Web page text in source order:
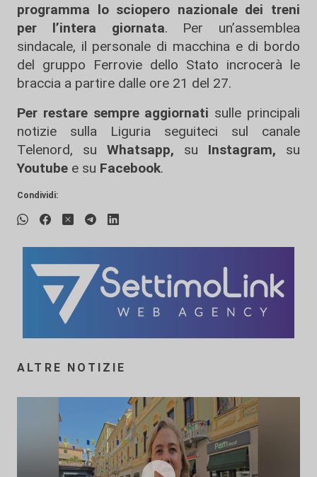
programma lo sciopero nazionale dei treni
per l’intera giornata. Per un’assemblea
sindacale, il personale di macchina e di bordo
del gruppo Ferrovie dello Stato incrocerà le
braccia a partire dalle ore 21 del 27.
Per restare sempre aggiornati sulle principali
notizie sulla Liguria seguiteci sul canale
Telenord, su
Whatsapp, su Instagram, su
Youtube e su Facebook.
Condividi:
ALTRE NOTIZIE